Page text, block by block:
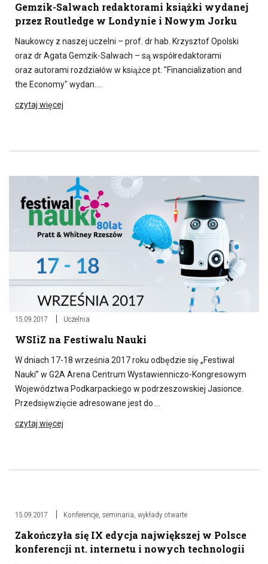
Gemzik-Salwach redaktorami książki wydanej
przez Routledge w Londynie i Nowym Jorku
Naukowcy z naszej uczelni – prof. dr hab. Krzysztof Opolski
oraz dr Agata Gemzik-Salwach – są współredaktorami
oraz autorami rozdziałów w książce pt. "Financialization and
the Economy" wydan….
czytaj więcej
15.09.2017 Uczelnia
WSIiZ na Festiwalu Nauki
W dniach 17-18 września 2017 roku odbędzie się „Festiwal
Nauki” w G2A Arena Centrum Wystawienniczo-Kongresowym
Województwa Podkarpackiego w podrzeszowskiej Jasionce.
Przedsięwzięcie adresowane jest do….
czytaj więcej
15.09.2017 Konferencje, seminaria, wykłady otwarte
Zakończyła się IX edycja największej w Polsce
konferencji nt. internetu i nowych technologii